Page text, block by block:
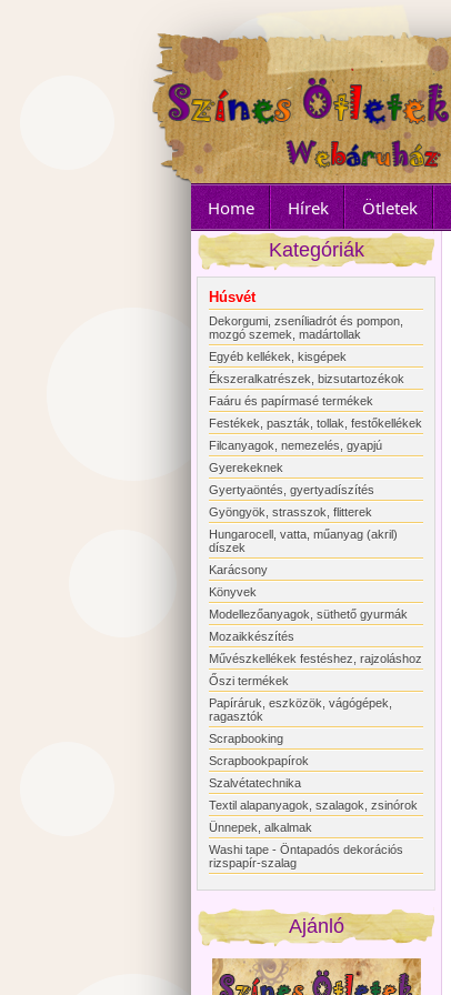
Home Hírek Ötletek
Kategóriák
Húsvét
Dekorgumi, zseníliadrót és pompon,
mozgó szemek, madártollak
Egyéb kellékek, kisgépek
Ékszeralkatrészek, bizsutartozékok
Faáru és papírmasé termékek
Festékek, paszták, tollak, festőkellékek
Filcanyagok, nemezelés, gyapjú
Gyerekeknek
Gyertyaöntés, gyertyadíszítés
Gyöngyök, strasszok, flitterek
Hungarocell, vatta, műanyag (akril)
díszek
Karácsony
Könyvek
Modellezőanyagok, süthető gyurmák
Mozaikkészítés
Művészkellékek festéshez, rajzoláshoz
Őszi termékek
Papíráruk, eszközök, vágógépek,
ragasztók
Scrapbooking
Scrapbookpapírok
Szalvétatechnika
Textil alapanyagok, szalagok, zsinórok
Ünnepek, alkalmak
Washi tape - Öntapadós dekorációs
rizspapír-szalag
Ajánló